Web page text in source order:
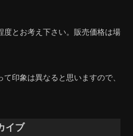
度とお考え下さい。販売価格は場
印象は異なると思いますので、
イブ